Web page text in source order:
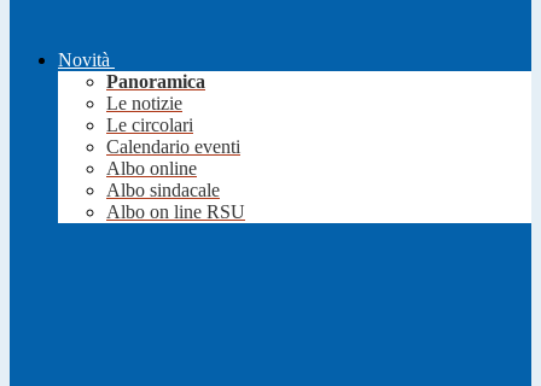
Novità
Panoramica
Le notizie
Le circolari
Calendario eventi
Albo online
Albo sindacale
Albo on line RSU